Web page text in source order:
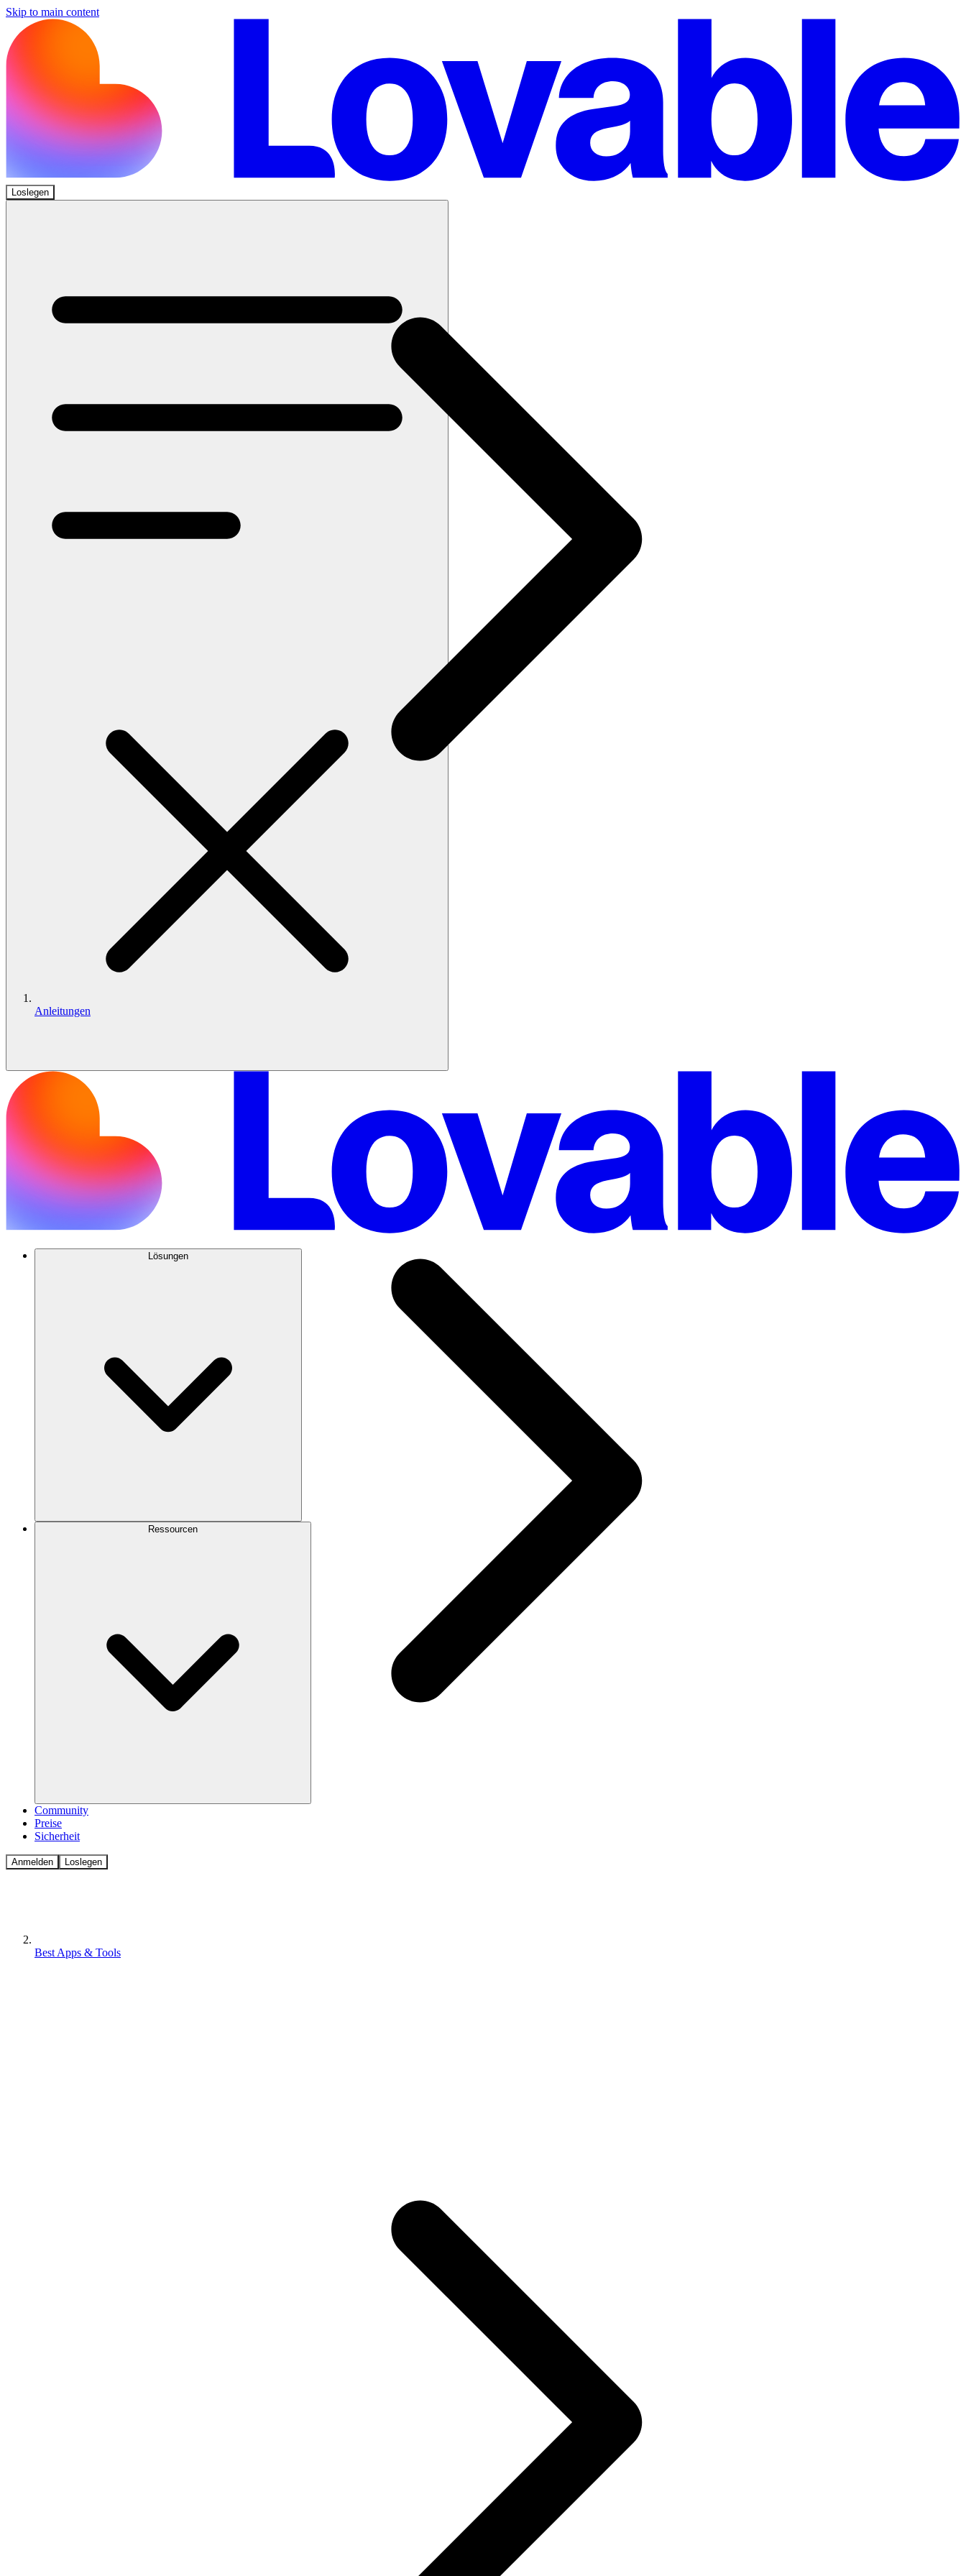
Skip to main content
Loslegen
Lösungen
Ressourcen
Community
Preise
Sicherheit
Anmelden Loslegen
Anleitungen
Best Apps & Tools